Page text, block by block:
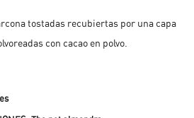
tostadas recubiertas por una capa
con cacao en polvo.